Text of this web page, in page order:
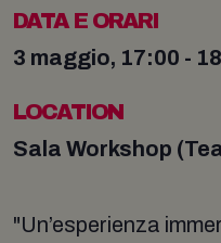
DATA E ORARI
3 maggio, 17:00 -
LOCATION
Sala Workshop
"Un’esperienza